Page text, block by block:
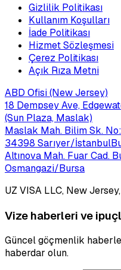
Gizlilik Politikası
Kullanım Koşulları
İade Politikası
Hizmet Sözleşmesi
Çerez Politikası
Açık Rıza Metni
ABD Ofisi (New Jersey)
18 Dempsey Ave,
(Sun Plaza, Maslak)
Maslak Mah. Bilim Sk.
34398 Sarıyer/İstanbul
Altınova Mah. Fuar Cad.
Osmangazi/Bursa
UZ VISA LLC, New
Vize haberleri ve
Güncel göçmenlik
haberdar olun.